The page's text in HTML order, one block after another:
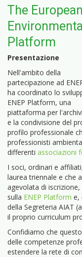
The
Platform
Presentazione
Nell'ambito della
partecipazione ad
ha coordinato lo
ENEP Platform, una
piattaforma per
e la condivisione del
profilo professionale
professionisti
differenti associazioni
I soci, ordinari e
laurea triennale e che
agevolata di
sulla ENEP Platform e,
della Segreteria AIAT
il proprio curriculum
Confidiamo che
delle competenze
estendere la rete di